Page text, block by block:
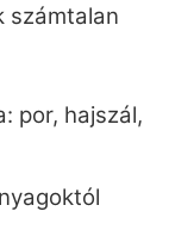
számtalan
por, hajszál,